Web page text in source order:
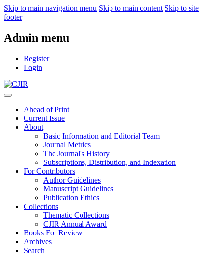
Skip to main navigation menu Skip to main content Skip to site
footer
Admin menu
Register
Login
Ahead of Print
Current Issue
About
Basic Information and Editorial Team
Journal Metrics
The Journal's History
Subscriptions, Distribution, and Indexation
For Contributors
Author Guidelines
Manuscript Guidelines
Publication Ethics
Collections
Thematic Collections
CJIR Annual Award
Books For Review
Archives
Search